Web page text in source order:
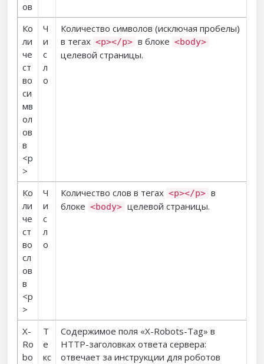
ов
Ко
ли
че
ст
во
си
мв
ол
ов
в
<p
>
Ч
и
с
л
о
Количество символов (исключая пробелы)
в тегах <p></p> в блоке <body>
целевой страницы.
Ко
ли
че
ст
во
сл
ов
в
<p
>
Ч
и
с
л
о
Количество слов в тегах <p></p> в
блоке <body> целевой страницы.
X-
Ro
bo
Т
е
кс
Содержимое поля «X-Robots-Tag» в
HTTP-заголовках ответа сервера:
отвечает за инструкции для роботов